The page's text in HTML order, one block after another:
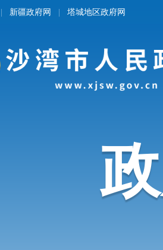
新疆政府网 塔城地区政府网